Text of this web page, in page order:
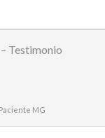
Testimonio
MG